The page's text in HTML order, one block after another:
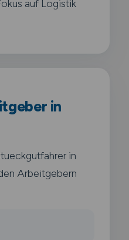
auf Logistik
in
in
Arbeitgebern